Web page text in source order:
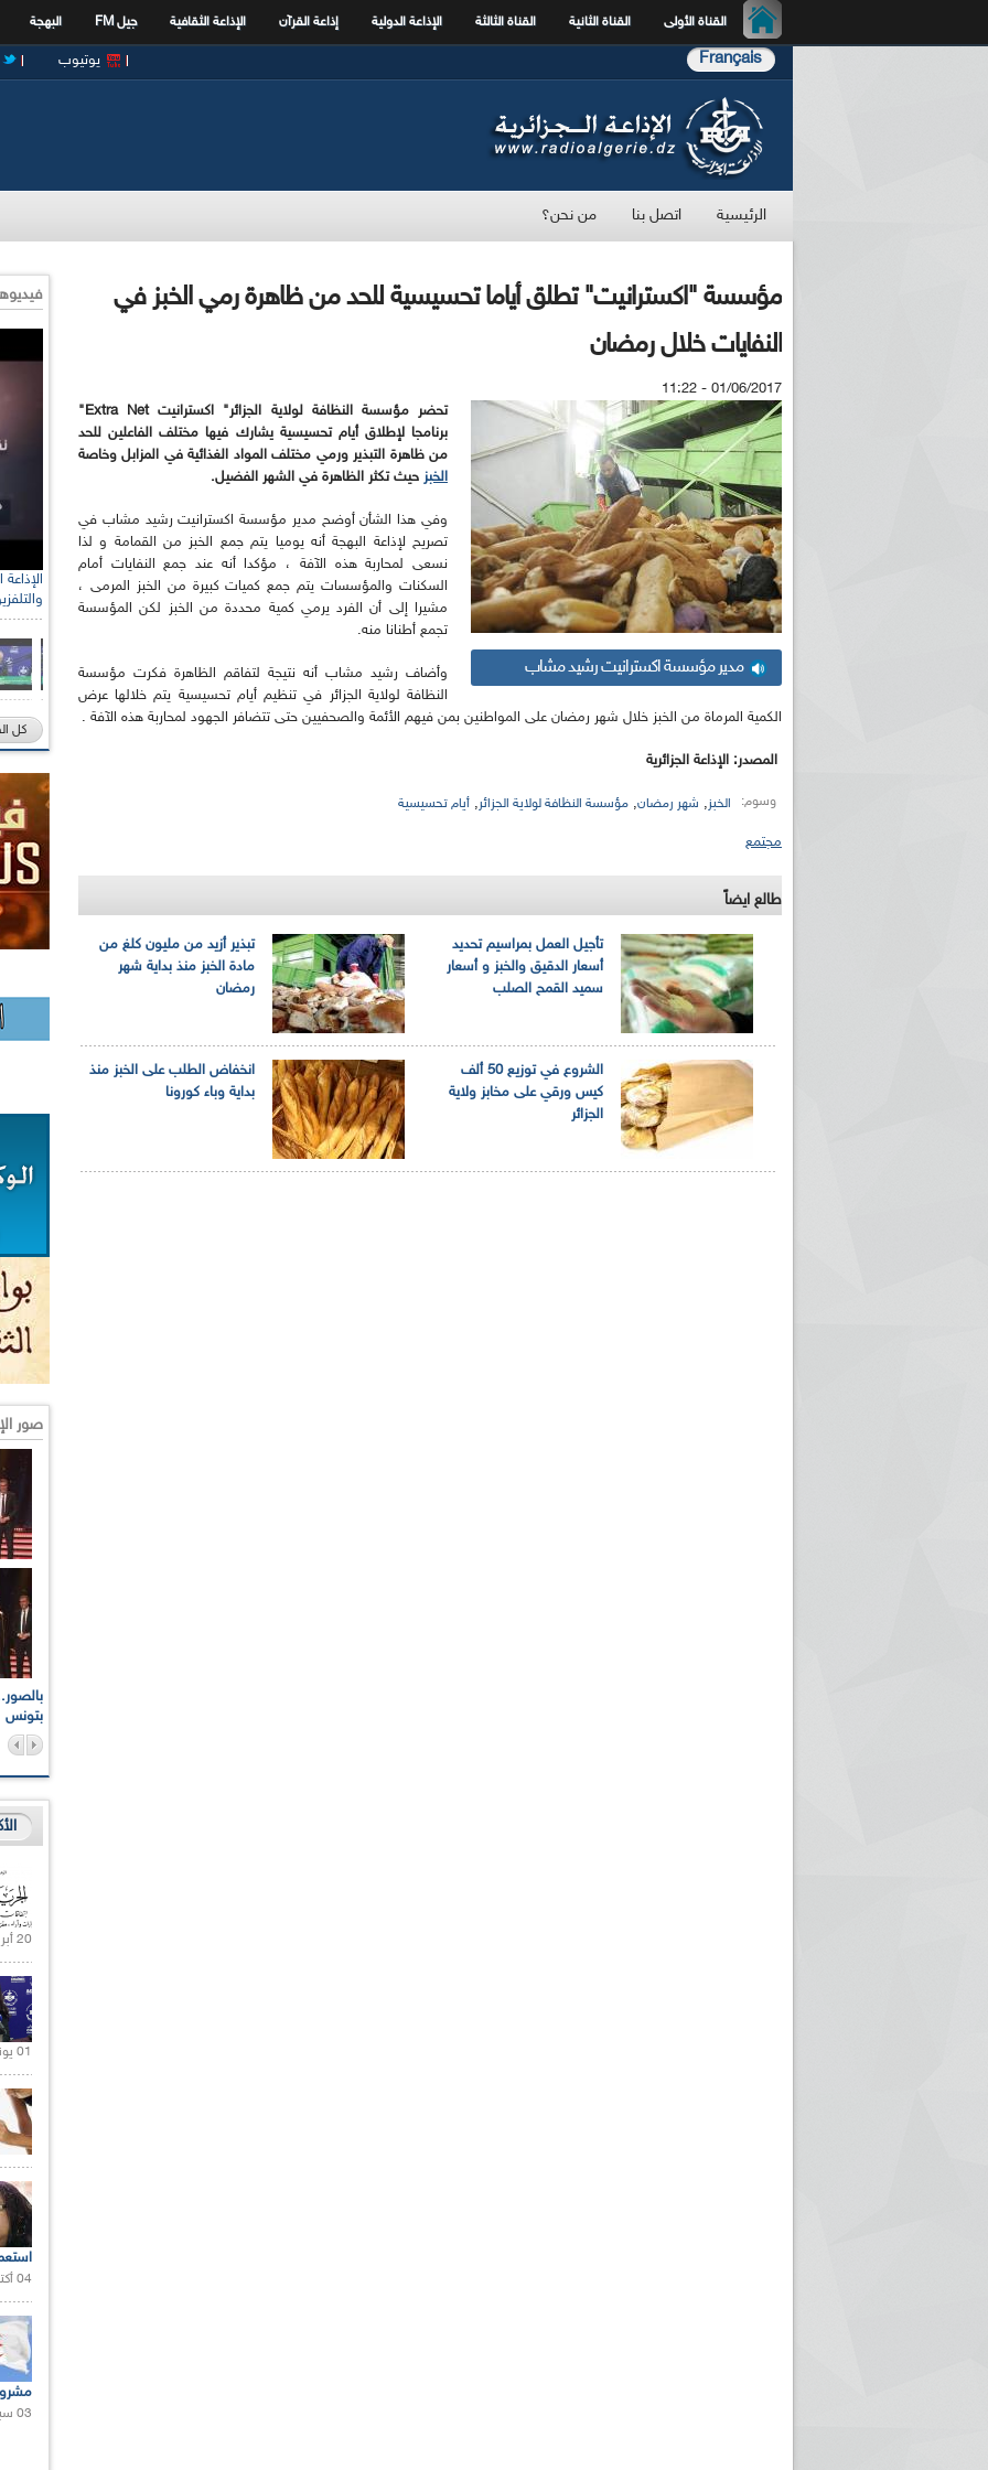
القناة الأولى القناة الثانية القناة الثالثة الإذاعة الدولية إذاعة القرآن الإذاعة الثقافية جيل FM البهجة
Français يوتيوب
الرئيسية اتصل بنا من نحن؟
مؤسسة "اكسترانيت" تطلق أياما تحسيسية للحد من ظاهرة رمي الخبز في
النفايات خلال رمضان
01/06/2017 - 11:22
مدير مؤسسة اكسترانيت رشيد مشاب
تحضر مؤسسة النظافة لولاية الجزائر" اكسترانيتExtra Net
"
برنامجا لإطلاق أيام تحسيسية يشارك فيها مختلف الفاعلين للحد
من ظاهرة التبذير ورمي مختلف المواد الغذائية في المزابل وخاصة
الخبز حيث تكثر الظاهرة في الشهر الفضيل.
وفي هذا الشأن أوضح مدير مؤسسة اكسترانيت رشيد مشاب في
تصريح لإذاعة البهجة أنه يوميا يتم جمع الخبز من القمامة و لذا
نسعى لمحاربة هذه الآفة ، مؤكدا أنه عند جمع النفايات أمام
السكنات والمؤسسات يتم جمع كميات كبيرة من الخبز المرمى ،
مشيرا إلى أن الفرد يرمي كمية محددة من الخبز لكن المؤسسة
تجمع أطنانا منه.
وأضاف رشيد مشاب أنه نتيجة لتفاقم الظاهرة فكرت مؤسسة
النظافة لولاية الجزائر في تنظيم أيام تحسيسية يتم خلالها عرض
الكمية المرماة من الخبز خلال شهر رمضان على المواطنين بمن فيهم الأئمة والصحفيين حتى تتضافر الجهود لمحاربة هذه الآفة .
المصدر: الإذاعة الجزائرية
وسوم: الخبز, شهر رمضان, مؤسسة النظافة لولاية الجزائر, أيام تحسيسية
مجتمع
طالع ايضاً
تبذير أزيد من مليون كلغ من
مادة الخبز منذ بداية شهر
رمضان
تأجيل العمل بمراسيم تحديد
أسعار الدقيق والخبز و أسعار
سميد القمح الصلب
انخفاض الطلب على الخبز منذ
بداية وباء كورونا
الشروع في توزيع 50 ألف
كيس ورقي على مخابز ولاية
الجزائر
كل
صور
بتونس
20 أبريل 2021 |
01 يونيو 2021 |
04 أكتوبر 2020 |
03 سبتمبر 2020 |